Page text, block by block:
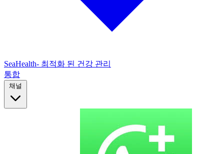
SeaHealth- 최적화 된 건강 관리
통합
채널